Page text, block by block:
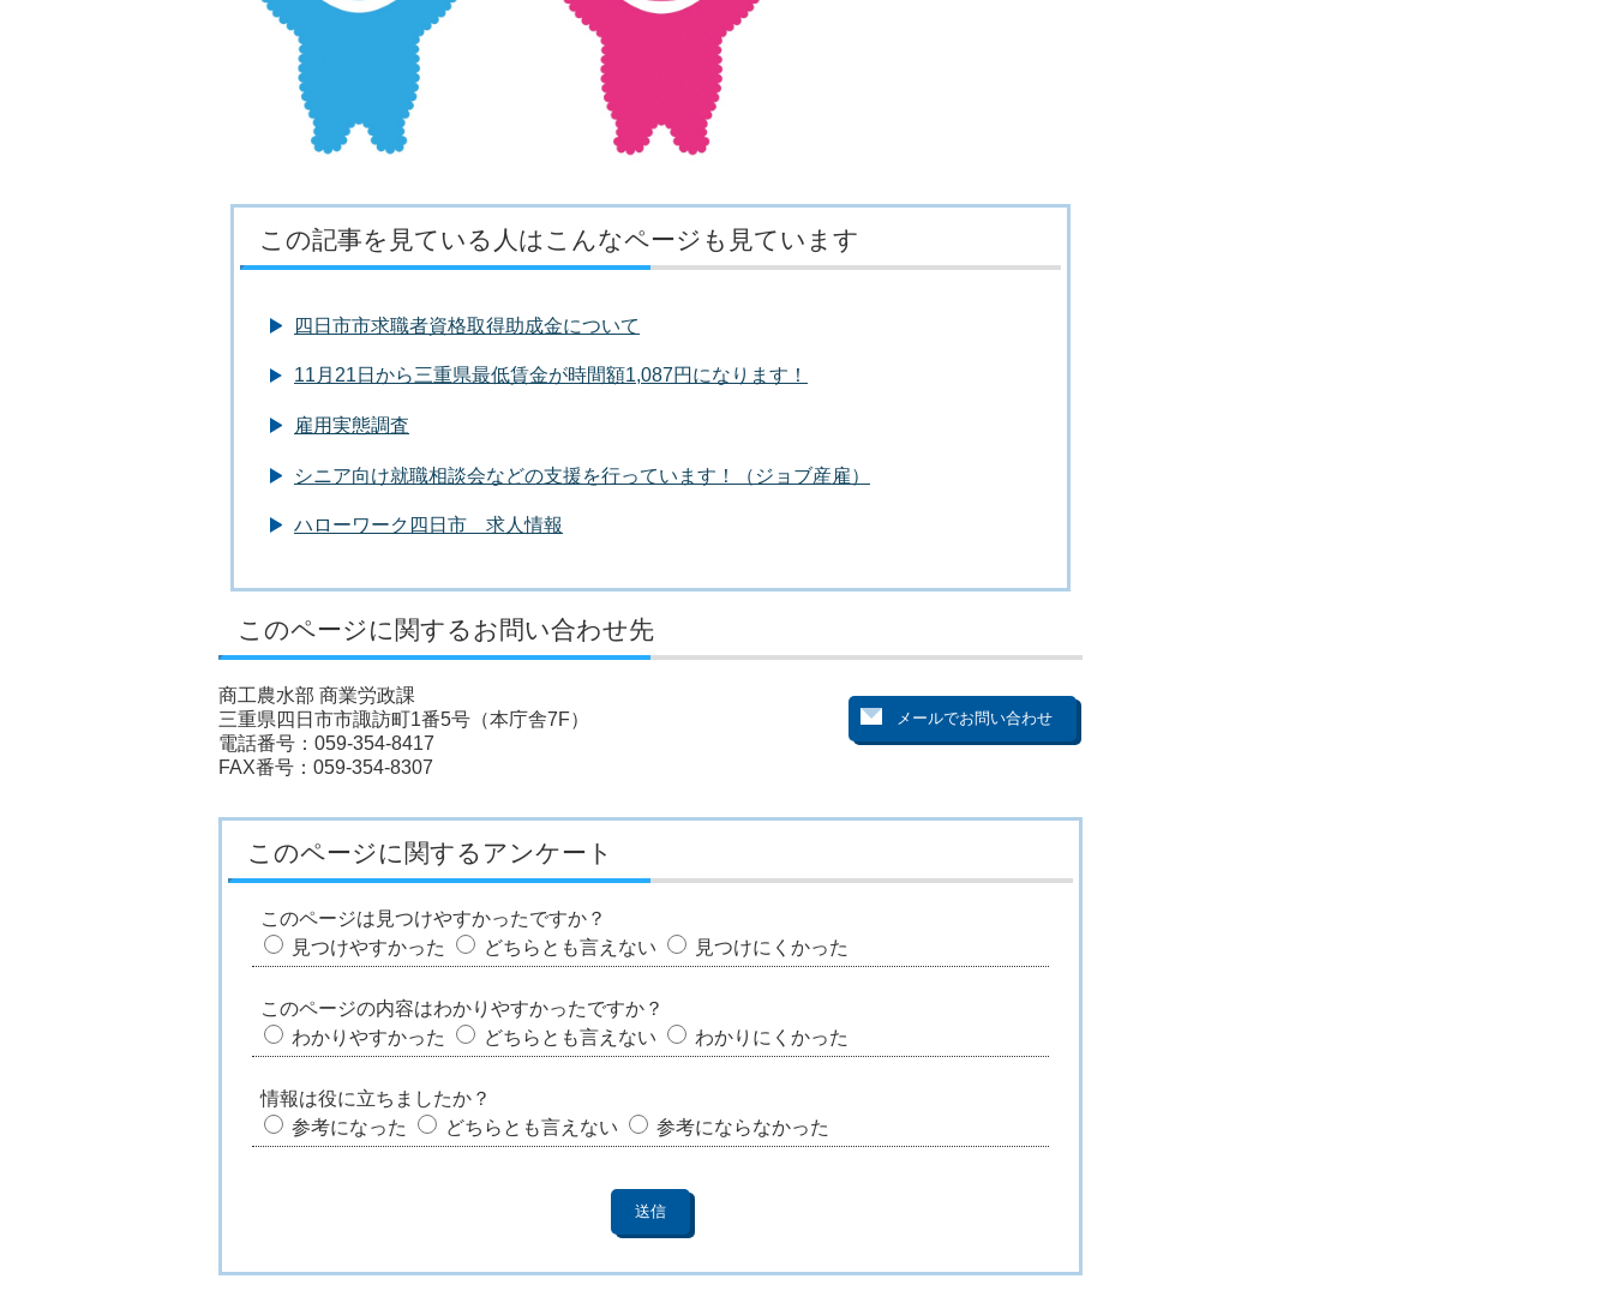
この記事を見ている人はこんなページも見ています
四日市市求職者資格取得助成金について
11月21日から三重県最低賃金が時間額1,087円になります！
雇用実態調査
シニア向け就職相談会などの支援を行っています！（ジョブ産雇）
ハローワーク四日市 求人情報
このページに関するお問い合わせ先
商工農水部 商業労政課
三重県四日市市諏訪町1番5号（本庁舎7F）
電話番号：059-354-8417
FAX番号：059-354-8307
このページに関するアンケート
このページは見つけやすかったですか？
見つけやすかった
どちらとも言えない 見つけにくかった
このページの内容はわかりやすかったですか？
わかりやすかった
どちらとも言えない わかりにくかった
情報は役に立ちましたか？
参考になった
どちらとも言えない 参考にならなかった